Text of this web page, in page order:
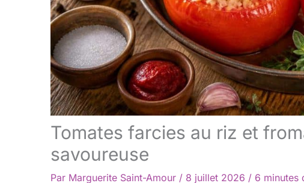
Tomates farcies au riz et
savoureuse
Par Marguerite Saint-Amour / 8 juillet 2026 / 6 minutes